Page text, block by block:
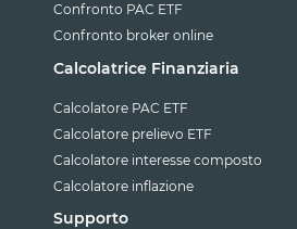
Confronto PAC ETF
Confronto broker online
Calcolatrice Finanziaria
Calcolatore PAC ETF
Calcolatore prelievo ETF
Calcolatore interesse composto
Calcolatore inflazione
Supporto